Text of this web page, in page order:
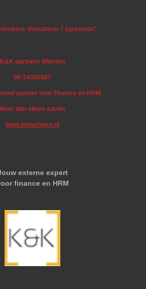
donateur / sponsor:
K&K partners Wierden
06-34385587
partner voor Finance en HRM
Meer dan alleen advies
www.kkpartners.nl
externe expert
finance en HRM